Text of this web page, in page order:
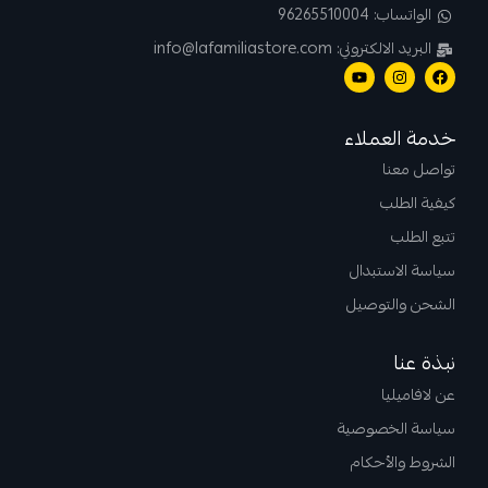
الواتساب: 96265510004
البريد الالكتروني: info@lafamiliastore.com
خدمة العملاء
تواصل معنا
كيفية الطلب
تتبع الطلب
سياسة الاستبدال
الشحن والتوصيل
نبذة عنا
عن لافاميليا
سياسة الخصوصية
الشروط والأحكام